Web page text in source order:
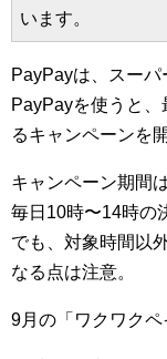
います。
PayPayは、スー
PayPayを使うと
るキャンペーンを開
キャンペーン期間
毎日10時〜14時の
でも、対象時間以
なる点は注意。
9月の「ワクワクペ